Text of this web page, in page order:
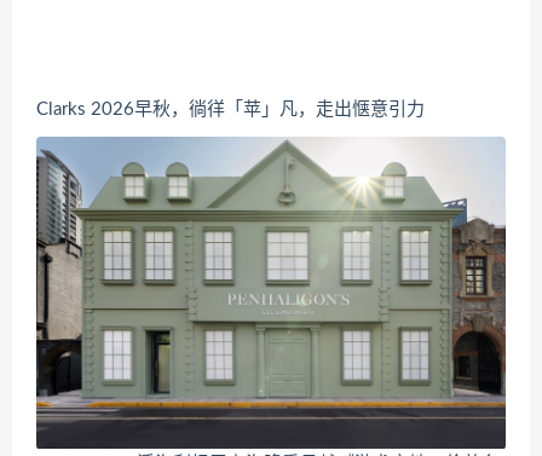
Clarks 2026早秋，徜徉「苹」凡，走出惬意引力